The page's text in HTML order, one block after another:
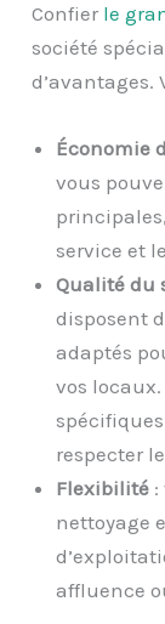
Confier le
société
d’avantages.
Économie
vous
service et
Qualité du
disposent
adaptés
vos
respecter
Flexibilité :
nettoyage
affluence